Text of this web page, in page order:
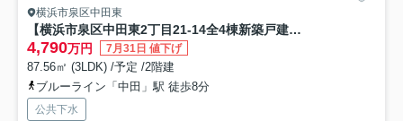
横浜市泉区中田東
【横浜市泉区中田東2丁目21-14全4棟新築戸建て】★仲介手数料無料★（東中田中学校・中田中学校）
4,790万円 7月31日 値下げ
87.56㎡ (3LDK) /予定 /2階建
ブルーライン「中田」駅 徒歩8分
公共下水